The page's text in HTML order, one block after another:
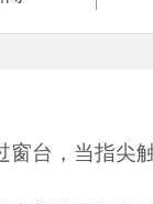
窗台，当指尖